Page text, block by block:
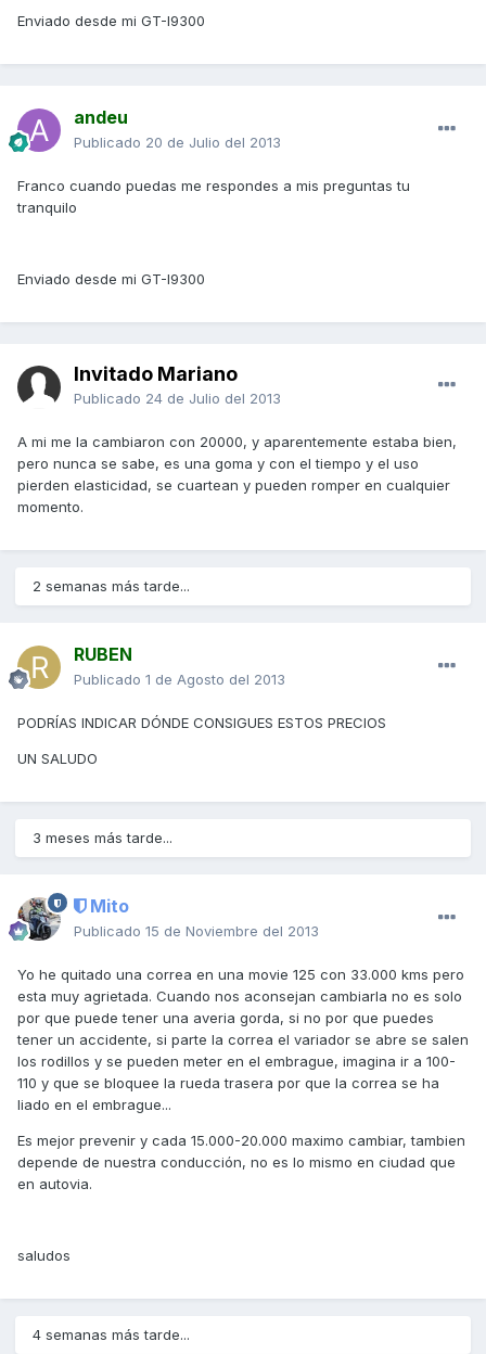
Enviado desde mi GT-I9300
andeu
Publicado 20 de Julio del 2013
Franco cuando puedas me respondes a mis preguntas tu
tranquilo
Enviado desde mi GT-I9300
Invitado Mariano
Publicado 24 de Julio del 2013
A mi me la cambiaron con 20000, y aparentemente estaba bien,
pero nunca se sabe, es una goma y con el tiempo y el uso
pierden elasticidad, se cuartean y pueden romper en cualquier
momento.
2 semanas más tarde...
RUBEN
Publicado 1 de Agosto del 2013
PODRÍAS INDICAR DÓNDE CONSIGUES ESTOS PRECIOS
UN SALUDO
3 meses más tarde...
Mito
Publicado 15 de Noviembre del 2013
Yo he quitado una correa en una movie 125 con 33.000 kms pero
esta muy agrietada. Cuando nos aconsejan cambiarla no es solo
por que puede tener una averia gorda, si no por que puedes
tener un accidente, si parte la correa el variador se abre se salen
los rodillos y se pueden meter en el embrague, imagina ir a 100-
110 y que se bloquee la rueda trasera por que la correa se ha
liado en el embrague...
Es mejor prevenir y cada 15.000-20.000 maximo cambiar, tambien
depende de nuestra conducción, no es lo mismo en ciudad que
en autovia.
saludos
4 semanas más tarde...